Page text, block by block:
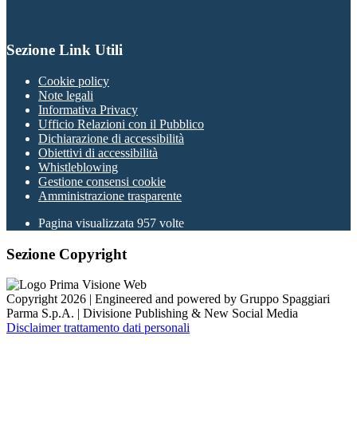
Sezione Link Utili
Cookie policy
Note legali
Informativa Privacy
Ufficio Relazioni con il Pubblico
Dichiarazione di accessibilità
Obiettivi di accessibilità
Whistleblowing
Gestione consensi cookie
Amministrazione trasparente
Pagina visualizzata 957 volte
Sezione Copyright
Copyright 2026 | Engineered and powered by Gruppo Spaggiari
Parma S.p.A. | Divisione Publishing & New Social Media
Disclaimer trattamento dati personali